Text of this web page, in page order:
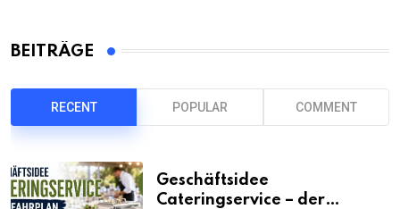
BEITRÄGE
RECENT POPULAR COMMENT
Geschäftsidee
Cateringservice – der